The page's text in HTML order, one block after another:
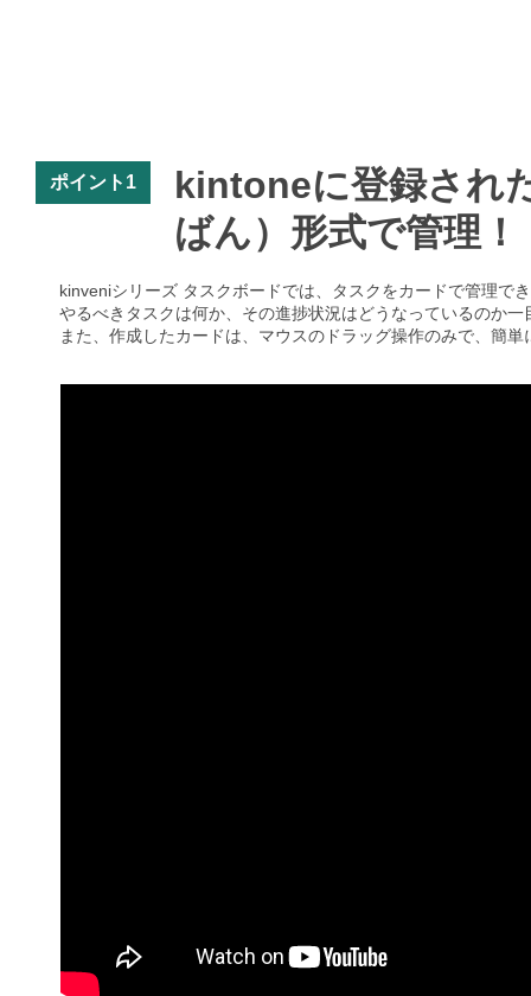
ポイント1
kintoneに登録され
ばん）形式で管理！
kinveniシリーズ タスクボードでは、タスクをカードで管理で
やるべきタスクは何か、その進捗状況はどうなっているのか
また、作成したカードは、マウスのドラッグ操作のみで、簡